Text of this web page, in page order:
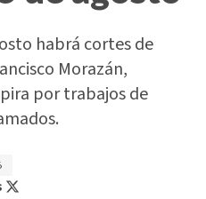
habrá cortes de
Morazán,
por trabajos de